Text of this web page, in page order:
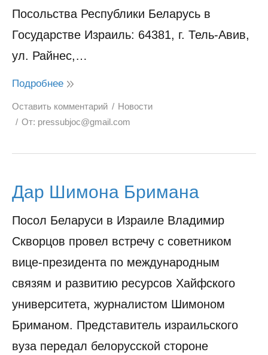
Посольства Республики Беларусь в
Государстве Израиль: 64381, г. Тель-Авив,
ул. Райнес,…
Подробнее
Оставить комментарий
Новости
От: pressubjoc@gmail.com
Дар Шимона Бримана
Посол Беларуси в Израиле Владимир
Скворцов провел встречу с советником
вице-президента по международным
связям и развитию ресурсов Хайфского
университета, журналистом Шимоном
Бриманом. Представитель израильского
вуза передал белорусской стороне